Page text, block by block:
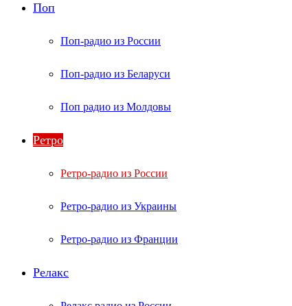
Поп
Поп-радио из России
Поп-радио из Беларуси
Поп радио из Молдовы
Ретро
Ретро-радио из России
Ретро-радио из Украины
Ретро-радио из Франции
Релакс